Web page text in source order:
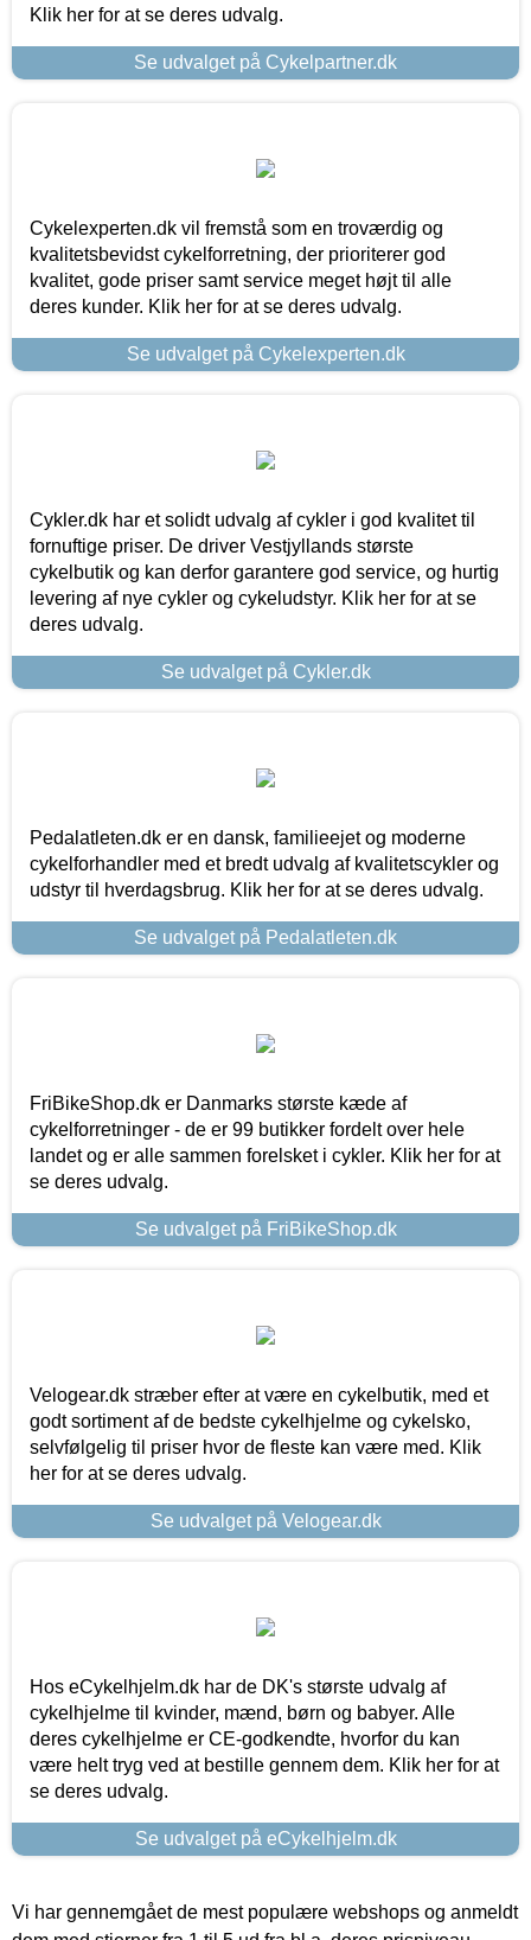
Klik her for at se deres udvalg.
Se udvalget på Cykelpartner.dk
Cykelexperten.dk vil fremstå som en troværdig og
kvalitetsbevidst cykelforretning, der prioriterer god
kvalitet, gode priser samt service meget højt til alle
deres kunder. Klik her for at se deres udvalg.
Se udvalget på Cykelexperten.dk
Cykler.dk har et solidt udvalg af cykler i god kvalitet til
fornuftige priser. De driver Vestjyllands største
cykelbutik og kan derfor garantere god service, og hurtig
levering af nye cykler og cykeludstyr. Klik her for at se
deres udvalg.
Se udvalget på Cykler.dk
Pedalatleten.dk er en dansk, familieejet og moderne
cykelforhandler med et bredt udvalg af kvalitetscykler og
udstyr til hverdagsbrug. Klik her for at se deres udvalg.
Se udvalget på Pedalatleten.dk
FriBikeShop.dk er Danmarks største kæde af
cykelforretninger - de er 99 butikker fordelt over hele
landet og er alle sammen forelsket i cykler. Klik her for at
se deres udvalg.
Se udvalget på FriBikeShop.dk
Velogear.dk stræber efter at være en cykelbutik, med et
godt sortiment af de bedste cykelhjelme og cykelsko,
selvfølgelig til priser hvor de fleste kan være med. Klik
her for at se deres udvalg.
Se udvalget på Velogear.dk
Hos eCykelhjelm.dk har de DK's største udvalg af
cykelhjelme til kvinder, mænd, børn og babyer. Alle
deres cykelhjelme er CE-godkendte, hvorfor du kan
være helt tryg ved at bestille gennem dem. Klik her for at
se deres udvalg.
Se udvalget på eCykelhjelm.dk
Vi har gennemgået de mest populære webshops og anmeldt